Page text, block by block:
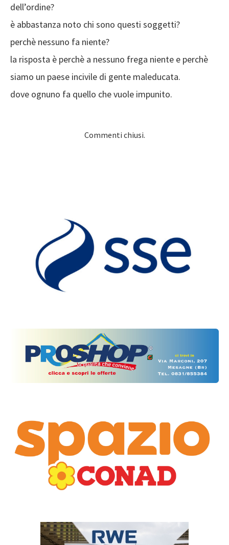
dell’ordine?
è abbastanza noto chi sono questi soggetti?
perchè nessuno fa niente?
la risposta è perchè a nessuno frega niente e perchè
siamo un paese incivile di gente maleducata.
dove ognuno fa quello che vuole impunito.
Commenti chiusi.